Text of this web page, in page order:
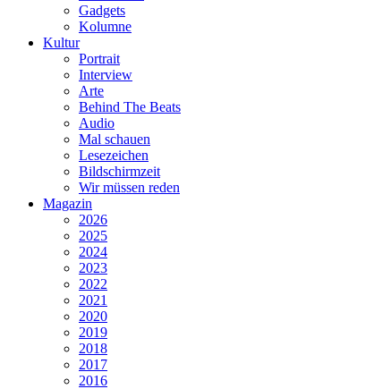
Gadgets
Kolumne
Kultur
Portrait
Interview
Arte
Behind The Beats
Audio
Mal schauen
Lesezeichen
Bildschirmzeit
Wir müssen reden
Magazin
2026
2025
2024
2023
2022
2021
2020
2019
2018
2017
2016